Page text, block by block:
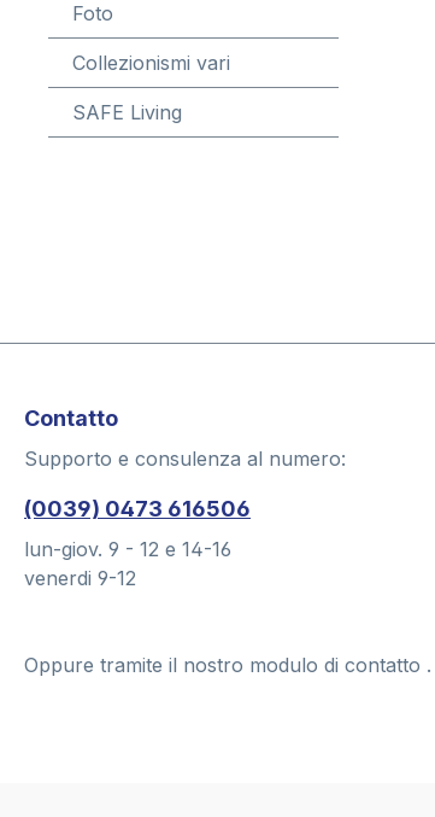
Foto
Collezionismi vari
SAFE Living
Contatto
Supporto e consulenza al numero:
(0039) 0473 616506
lun-giov. 9 - 12 e 14-16
venerdi 9-12
Oppure tramite il nostro modulo di contatto .